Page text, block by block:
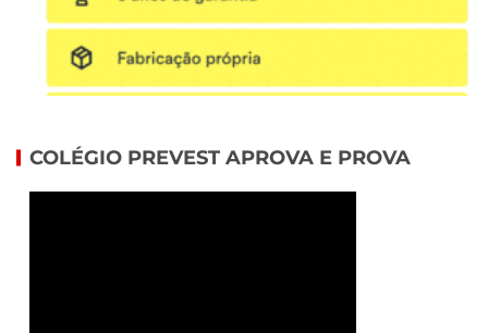
COLÉGIO PREVEST APROVA E PROVA